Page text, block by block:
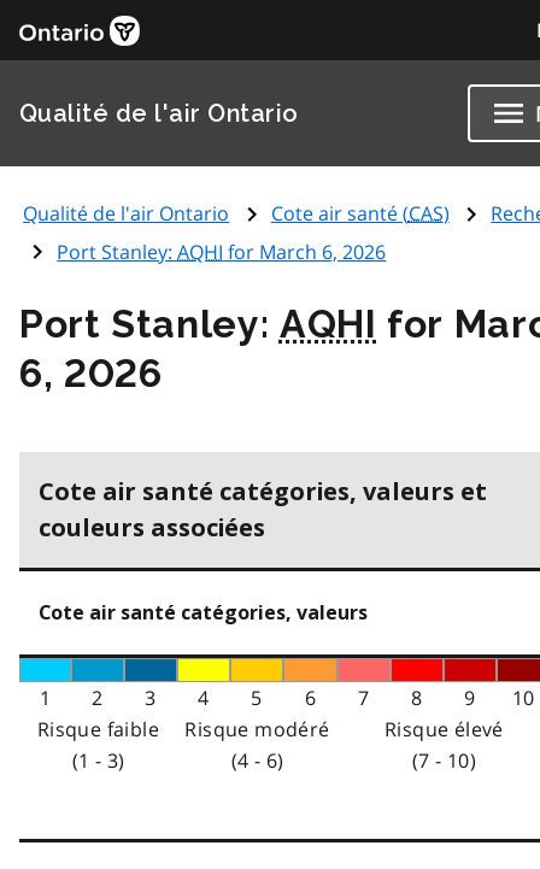
Qualité de l'air Ontario
Qualité de l'air Ontario Cote air santé (CAS)
Port Stanley:AQHI for March 6, 2026
Port Stanley: AQHI for
6, 2026
Cote air santé catégories, valeurs et
couleurs associées
Cote air santé catégories, valeurs
1 2 3 4 5 6 7 8 9
10
Risque faible
(1 - 3)
Risque modéré
(4 - 6)
Risque élevé
(7 - 10)